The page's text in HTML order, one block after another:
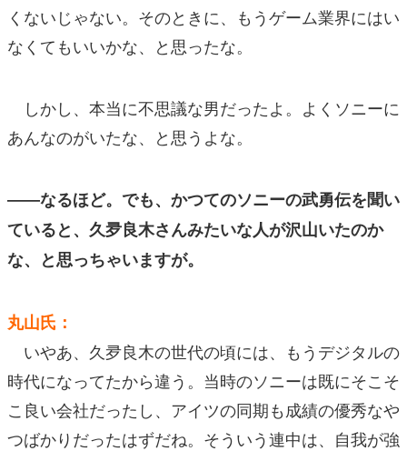
くないじゃない。そのときに、もうゲーム業界にはい
なくてもいいかな、と思ったな。
しかし、本当に不思議な男だったよ。よくソニーに
あんなのがいたな、と思うよな。
――なるほど。でも、かつてのソニーの武勇伝を聞い
ていると、久夛良木さんみたいな人が沢山いたのか
な、と思っちゃいますが。
丸山氏：
いやあ、久夛良木の世代の頃には、もうデジタルの
時代になってたから違う。当時のソニーは既にそこそ
こ良い会社だったし、アイツの同期も成績の優秀なや
つばかりだったはずだね。そういう連中は、自我が強